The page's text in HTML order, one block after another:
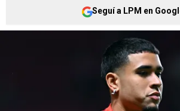
Seguí a LPM en